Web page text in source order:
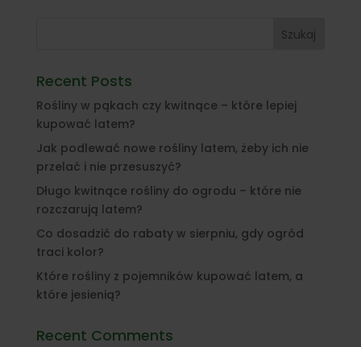
Szukaj
Recent Posts
Rośliny w pąkach czy kwitnące – które lepiej
kupować latem?
Jak podlewać nowe rośliny latem, żeby ich nie
przelać i nie przesuszyć?
Długo kwitnące rośliny do ogrodu – które nie
rozczarują latem?
Co dosadzić do rabaty w sierpniu, gdy ogród
traci kolor?
Które rośliny z pojemników kupować latem, a
które jesienią?
Recent Comments